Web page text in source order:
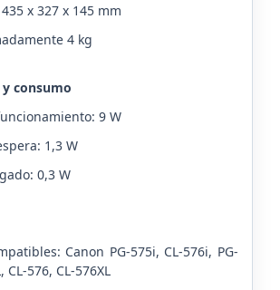
x 327 x 145 mm
4 kg
consumo
9 W
1,3 W
0,3 W
Canon PG-575i, CL-576i, PG-
CL-576, CL-576XL